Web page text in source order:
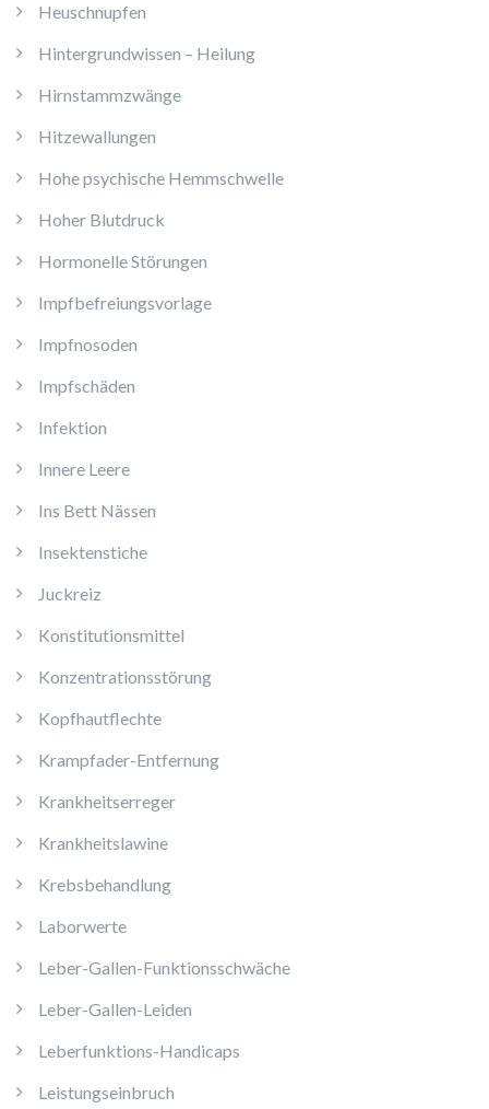
Heuschnupfen
Hintergrundwissen – Heilung
Hirnstammzwänge
Hitzewallungen
Hohe psychische Hemmschwelle
Hoher Blutdruck
Hormonelle Störungen
Impfbefreiungsvorlage
Impfnosoden
Impfschäden
Infektion
Innere Leere
Ins Bett Nässen
Insektenstiche
Juckreiz
Konstitutionsmittel
Konzentrationsstörung
Kopfhautflechte
Krampfader-Entfernung
Krankheitserreger
Krankheitslawine
Krebsbehandlung
Laborwerte
Leber-Gallen-Funktionsschwäche
Leber-Gallen-Leiden
Leberfunktions-Handicaps
Leistungseinbruch